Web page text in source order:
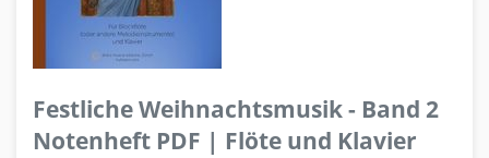
Festliche Weihnachtsmusik - Band 2
Notenheft PDF | Flöte und Klavier